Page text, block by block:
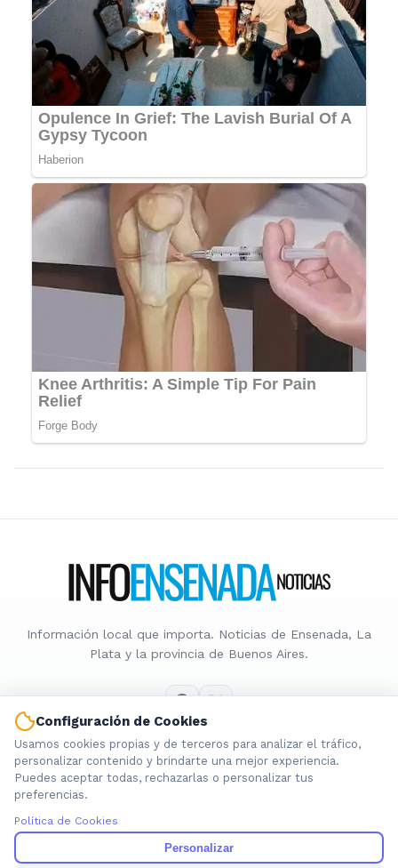
Información local que importa. Noticias de Ensenada, La
Plata y la provincia de Buenos Aires.
Nosotros
Cookies
Política de Contenido
Configuración de Cookies
Usamos cookies propias y de terceros para analizar el tráfico,
personalizar contenido y brindarte una mejor experiencia.
Puedes aceptar todas, rechazarlas o personalizar tus
preferencias.
Política de Cookies
Personalizar